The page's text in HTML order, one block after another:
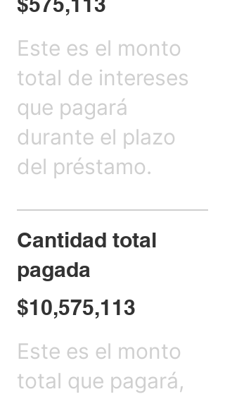
Este es el monto
total de intereses
que pagará
durante el plazo
del préstamo.
Cantidad total
pagada
$10,575,113
Este es el monto
total que pagará,